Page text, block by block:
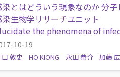
染とはどういう現象なのか 分
染生物学リサーチユニット
the phenomena of
10-19
口 敦史 HO KIONG 永田 恭介 加藤